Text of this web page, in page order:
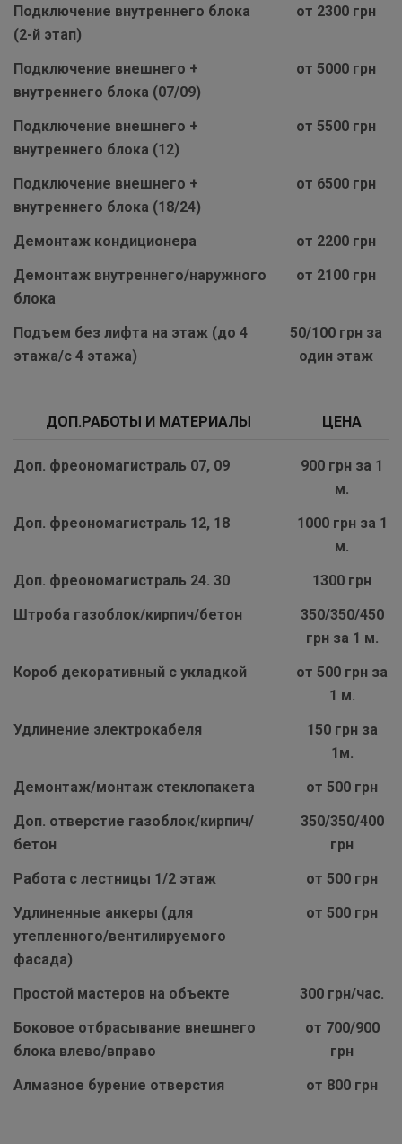
Подключение внутреннего блока
(2-й этап)
от 2300 грн
Подключение внешнего +
внутреннего блока (07/09)
от 5000 грн
Подключение внешнего +
внутреннего блока (12)
от 5500 грн
Подключение внешнего +
внутреннего блока (18/24)
от 6500 грн
Демонтаж кондиционера
от 2200 грн
Демонтаж внутреннего/наружного
блока
от 2100 грн
Подъем без лифта на этаж (до 4
этажа/с 4 этажа)
50/100 грн за
один этаж
ДОП.РАБОТЫ И МАТЕРИАЛЫ ЦЕНА
Доп. фреономагистраль 07, 09
900 грн за 1
м.
Доп. фреономагистраль 12, 18
1000 грн за 1
м.
Доп. фреономагистраль 24. 30
1300 грн
Штроба газоблок/кирпич/бетон
350/350/450
грн за 1 м.
Короб декоративный с укладкой
от 500 грн за
1 м.
Удлинение электрокабеля
150 грн за
1м.
Демонтаж/монтаж стеклопакета
от 500 грн
Доп. отверстие газоблок/кирпич/
бетон
350/350/400
грн
Работа с лестницы 1/2 этаж
от 500 грн
Удлиненные анкеры (для
утепленного/вентилируемого
фасада)
от 500 грн
Простой мастеров на объекте
300 грн/час.
Боковое отбрасывание внешнего
блока влево/вправо
от 700/900
грн
Алмазное бурение отверстия
от 800 грн